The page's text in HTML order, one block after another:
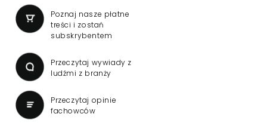
Poznaj nasze płatne
treści i zostań
subskrybentem
Przeczytaj wywiady z
ludźmi z branży
Przeczytaj opinie
fachowców